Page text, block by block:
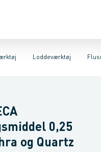
HåndværktøjRørværktøj
Loddeværktøj
& sakseAfgratere
Loddekolber på Gas
0,25
og Quartz